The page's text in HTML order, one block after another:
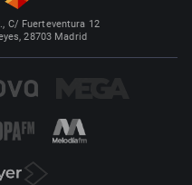
C/ Fuerteventura 12
28703 Madrid